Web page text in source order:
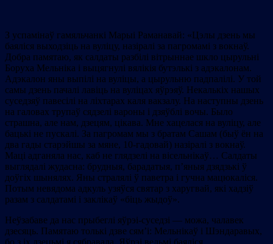
З успамінаў гамяльчанкі Марыі Раманавай: «Цэлы дзень мы
баяліся выходзіць на вуліцу, назіралі за пагромамі з вокнаў.
Добра памятаю, як салдаты разбілі вітрыннае шкло цырульні
Боруха Мельніка і выцягнулі вялікія бутэлькі з адэкалонам.
Адэкалон яны выпілі на вуліцы, а цырульню падпалілі. У той
самы дзень пачалі лавіць на вуліцах яўрэяў. Некалькіх нашых
суседзяў павесілі на ліхтарах каля вакзалу. На наступны дзень
на галовах трупаў сядзелі вароны і дзяўблі вочы. Было
страшна, але нам, дзецям, цікава. Мне хацелася на вуліцу, але
бацькі не пускалі. За пагромам мы з братам Сашам (быў ён на
два гады старэйшы за мяне, 10-гадовай) назіралі з вокнаў.
Маці адганяла нас, каб не глядзелі на вісельнікаў… Салдаты
выглядалі жудасна: брудныя, барадатыя, п’яныя дзядзькі ў
доўгіх шынялях. Яны стралялі ў паветра і гучна мацюкаліся.
Потым невядома адкуль узяўся святар з харугвай, які хадзіў
разам з салдатамі і заклікаў «біць жыдоў».
Неўзабаве да нас прыбеглі яўрэі-суседзі — можа, чалавек
дзесяць. Памятаю толькі дзве сям’і: Мельнікаў і Шэндаравых,
бо з іх дзецьмі я сябравала. Яўрэі вельмі баяліся